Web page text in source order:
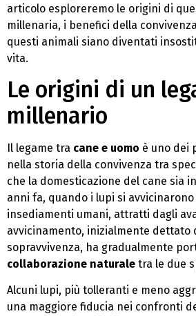
articolo esploreremo le origini di
millenaria, i benefici della
questi animali siano diventati
vita.
Le origini di un
millenario
Il legame tra cane e uomo è uno dei
nella storia della convivenza tra
che la domesticazione del cane sia
anni fa, quando i lupi si
insediamenti umani, attratti dagli
avvicinamento, inizialmente dettato
sopravvivenza, ha gradualmente
collaborazione naturale tra le due
Alcuni lupi, più tolleranti e meno
una maggiore fiducia nei confronti